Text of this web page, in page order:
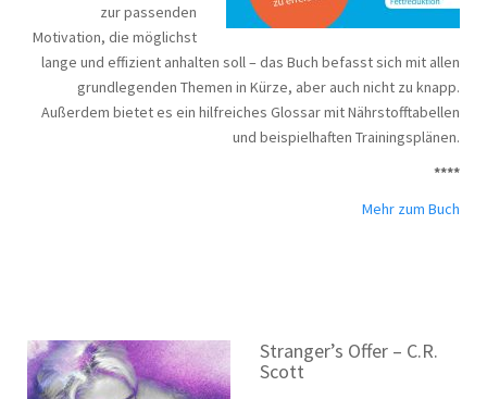
zur passenden
Motivation, die möglichst
lange und effizient anhalten soll – das Buch befasst sich mit allen
grundlegenden Themen in Kürze, aber auch nicht zu knapp.
Außerdem bietet es ein hilfreiches Glossar mit Nährstofftabellen
und beispielhaften Trainingsplänen.
****
Mehr zum Buch
Stranger’s Offer – C.R.
Scott